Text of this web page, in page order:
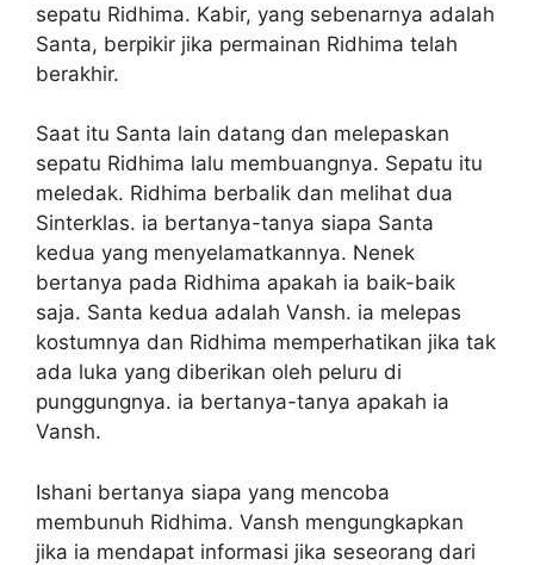
sepatu Ridhima. Kabir, yang sebenarnya adalah
Santa, berpikir jika permainan Ridhima telah
berakhir.
Saat itu Santa lain datang dan melepaskan
sepatu Ridhima lalu membuangnya. Sepatu itu
meledak. Ridhima berbalik dan melihat dua
Sinterklas. ia bertanya-tanya siapa Santa
kedua yang menyelamatkannya. Nenek
bertanya pada Ridhima apakah ia baik-baik
saja. Santa kedua adalah Vansh. ia melepas
kostumnya dan Ridhima memperhatikan jika tak
ada luka yang diberikan oleh peluru di
punggungnya. ia bertanya-tanya apakah ia
Vansh.
Ishani bertanya siapa yang mencoba
membunuh Ridhima. Vansh mengungkapkan
jika ia mendapat informasi jika seseorang dari